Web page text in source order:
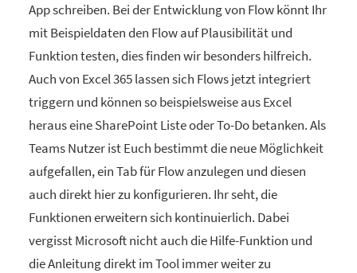
App schreiben. Bei der Entwicklung von Flow könnt Ihr
mit Beispieldaten den Flow auf Plausibilität und
Funktion testen, dies finden wir besonders hilfreich.
Auch von Excel 365 lassen sich Flows jetzt integriert
triggern und können so beispielsweise aus Excel
heraus eine SharePoint Liste oder To-Do betanken. Als
Teams Nutzer ist Euch bestimmt die neue Möglichkeit
aufgefallen, ein Tab für Flow anzulegen und diesen
auch direkt hier zu konfigurieren. Ihr seht, die
Funktionen erweitern sich kontinuierlich. Dabei
vergisst Microsoft nicht auch die Hilfe-Funktion und
die Anleitung direkt im Tool immer weiter zu